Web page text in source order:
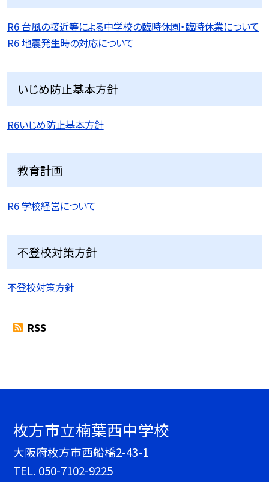
R6 台風の接近等による中学校の臨時休園・臨時休業について
R6 地震発生時の対応について
いじめ防止基本方針
R6いじめ防止基本方針
教育計画
R6 学校経営について
不登校対策方針
不登校対策方針
RSS
枚方市立楠葉西中学校
大阪府枚方市西船橋2-43-1
TEL. 050-7102-9225